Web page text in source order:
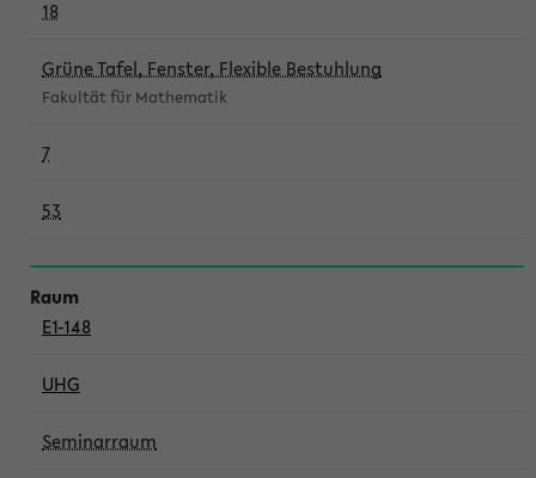
18
Grüne Tafel, Fenster, Flexible Bestuhlung
Fakultät für Mathematik
7
53
E1-148
UHG
Seminarraum